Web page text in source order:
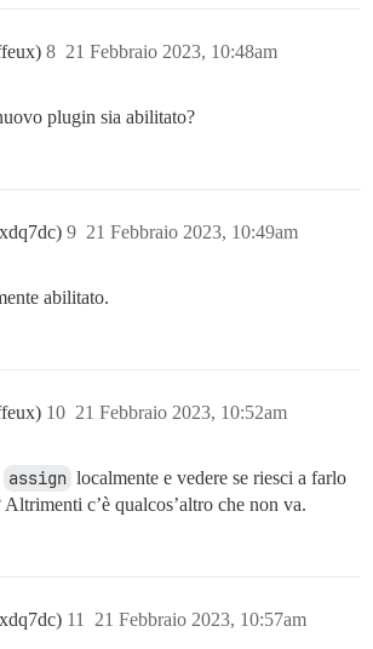
21 Febbraio 2023, 10:48am
8
plugin sia abilitato?
21 Febbraio 2023, 10:49am
9
abilitato.
21 Febbraio 2023, 10:52am
10
assign localmente e vedere se riesci a farlo
Altrimenti c’è qualcos’altro che non va.
21 Febbraio 2023, 10:57am
11